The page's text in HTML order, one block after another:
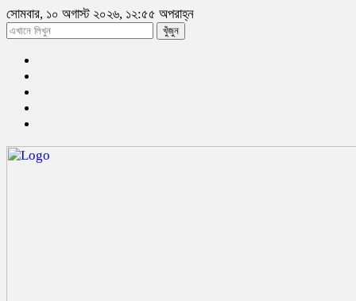
সোমবার, ১০ অগাস্ট ২০২৬, ১২:৫৫ অপরাহ্ন
খুঁজুন